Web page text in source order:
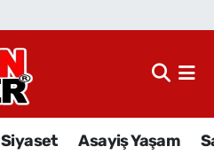
Siyaset Asayiş Yaşam